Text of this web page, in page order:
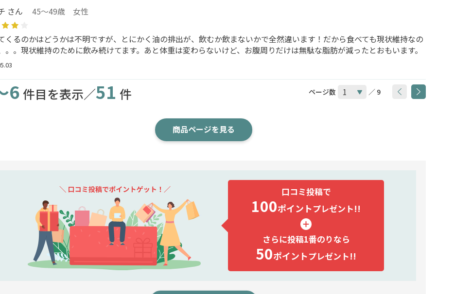
さん 45～49歳 女性
くるのかはどうかは不明ですが、とにかく油の排出が、飲むか飲まないかで全然違います！だから食べても現状維持なの
。。現状維持のために飲み続けてます。あと体重は変わらないけど、お腹周りだけは無駄な脂肪が減ったとおもいます。
6 件目を表示／51 件 ページ数 ／ 9
商品ページを見る
口コミ投稿で
100ポイントプレゼント!!
さらに投稿1番のりなら
50ポイントプレゼント!!